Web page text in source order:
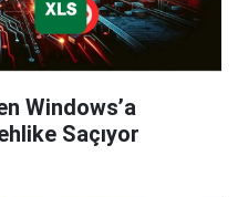
Windows’a
Saçıyor